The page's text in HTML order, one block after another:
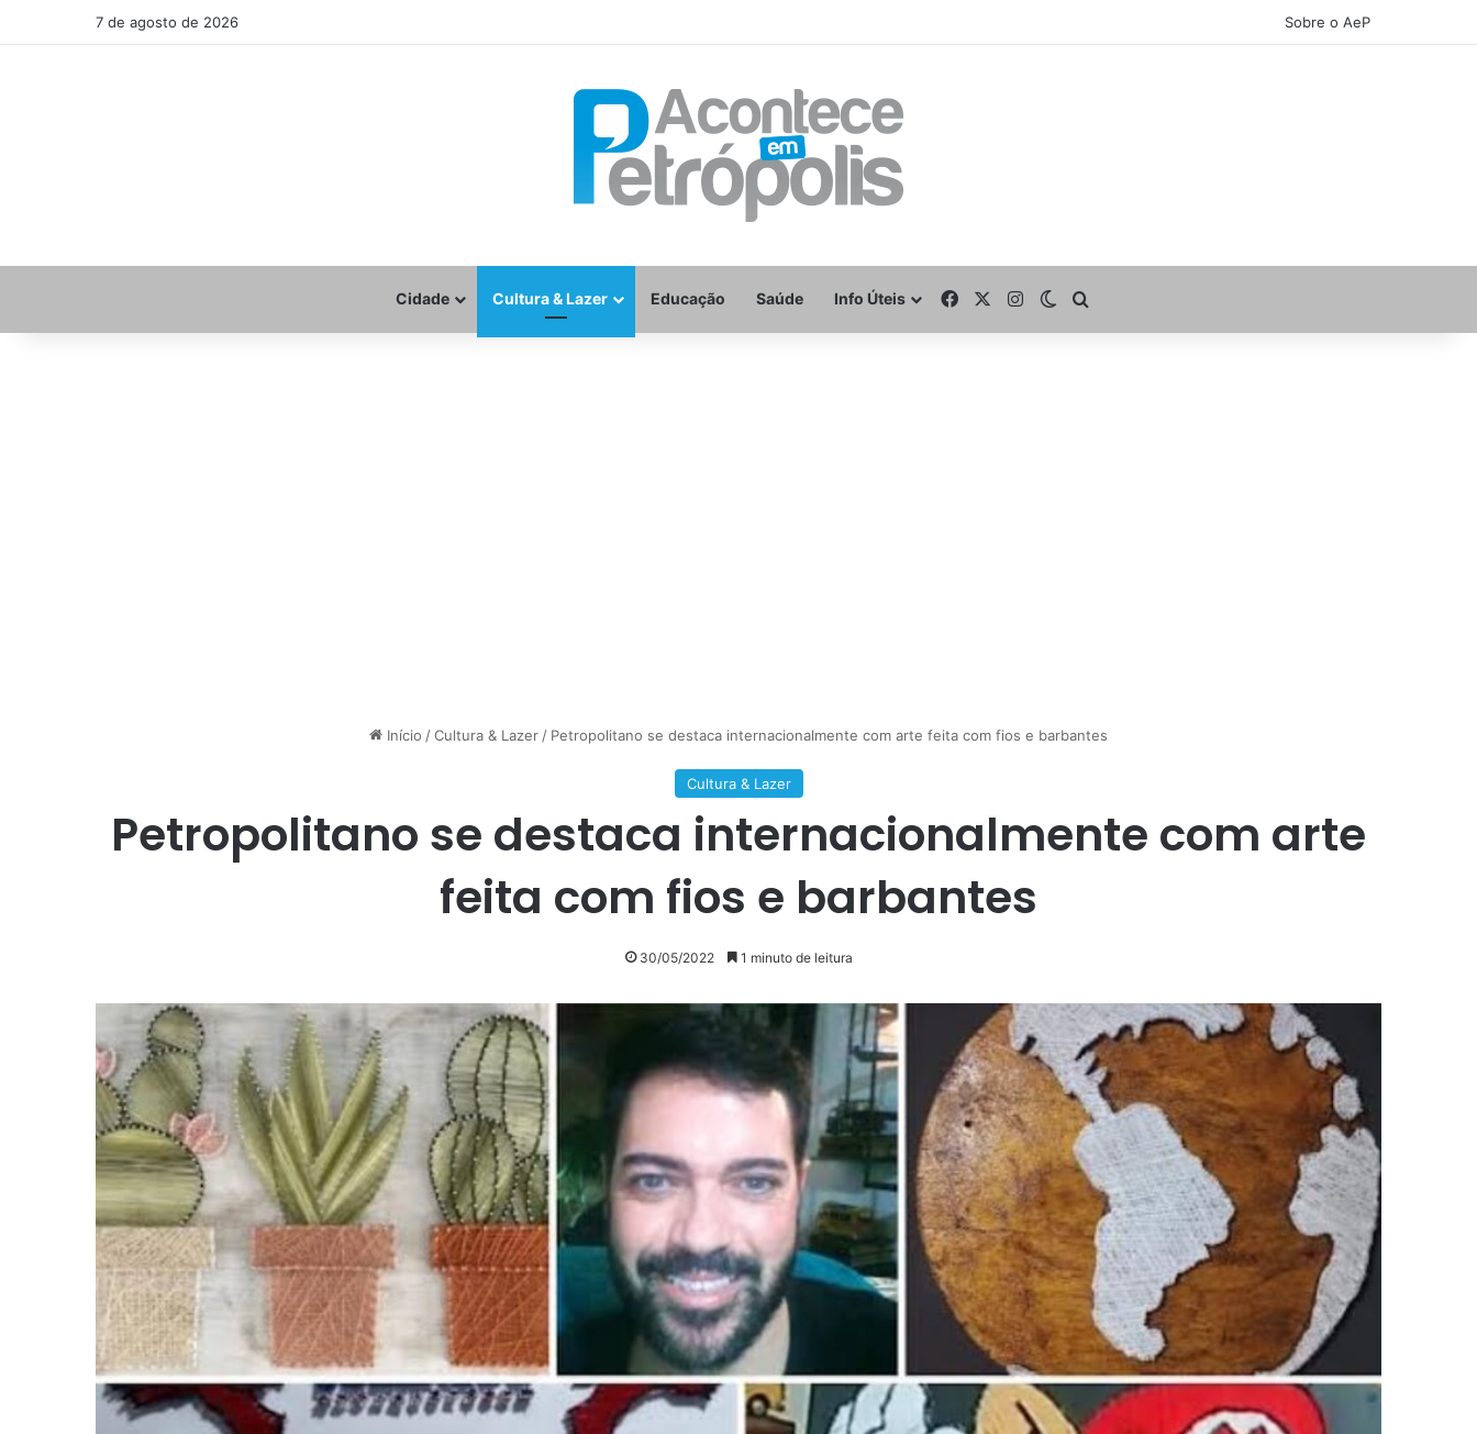
7 de agosto de 2026 Sobre o AeP
Cidade Cultura & Lazer Educação Saúde Info Úteis FacebookInstagramSwitch skin
Início /Cultura & Lazer / Petropolitano se destaca internacionalmente com arte feita com fios e barbantes
Cultura & Lazer
Petropolitano se destaca internacionalmente com arte
feita com fios e barbantes
30/05/2022 1 minuto de leitura